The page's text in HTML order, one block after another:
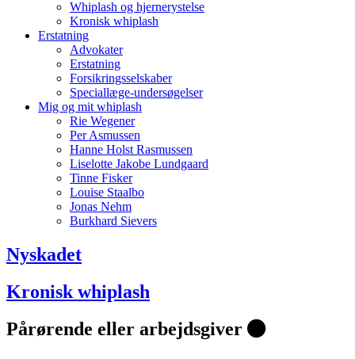
Whiplash og hjernerystelse
Kronisk whiplash
Erstatning
Advokater
Erstatning
Forsikringsselskaber
Speciallæge-undersøgelser
Mig og mit whiplash
Rie Wegener
Per Asmussen
Hanne Holst Rasmussen
Liselotte Jakobe Lundgaard
Tinne Fisker
Louise Staalbo
Jonas Nehm
Burkhard Sievers
Nyskadet
Kronisk whiplash
Pårørende eller arbejdsgiver